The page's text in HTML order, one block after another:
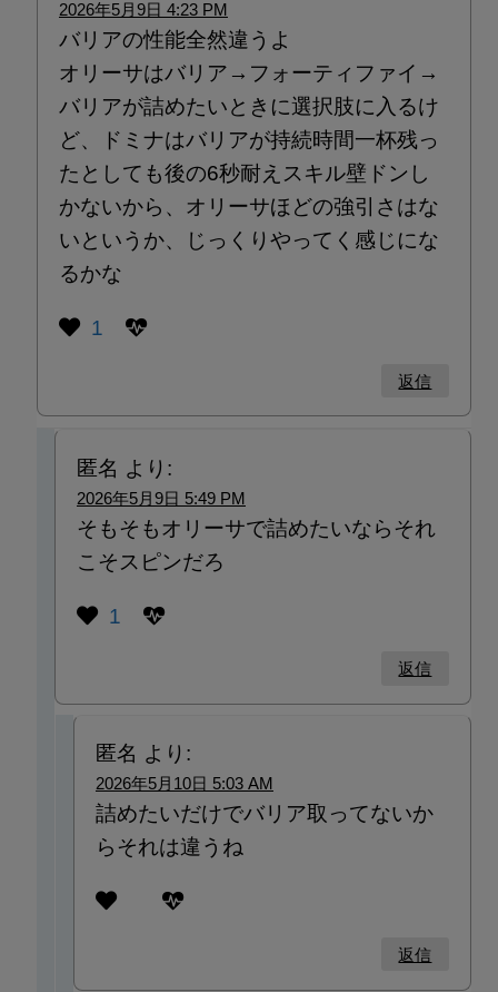
2026年5月9日 4:23 PM
バリアの性能全然違うよ
オリーサはバリア→フォーティファイ→
バリアが詰めたいときに選択肢に入るけ
ど、ドミナはバリアが持続時間一杯残っ
たとしても後の6秒耐えスキル壁ドンし
かないから、オリーサほどの強引さはな
いというか、じっくりやってく感じにな
るかな
1
返信
匿名 より:
2026年5月9日 5:49 PM
そもそもオリーサで詰めたいならそれ
こそスピンだろ
1
返信
匿名 より:
2026年5月10日 5:03 AM
詰めたいだけでバリア取ってないか
らそれは違うね
返信